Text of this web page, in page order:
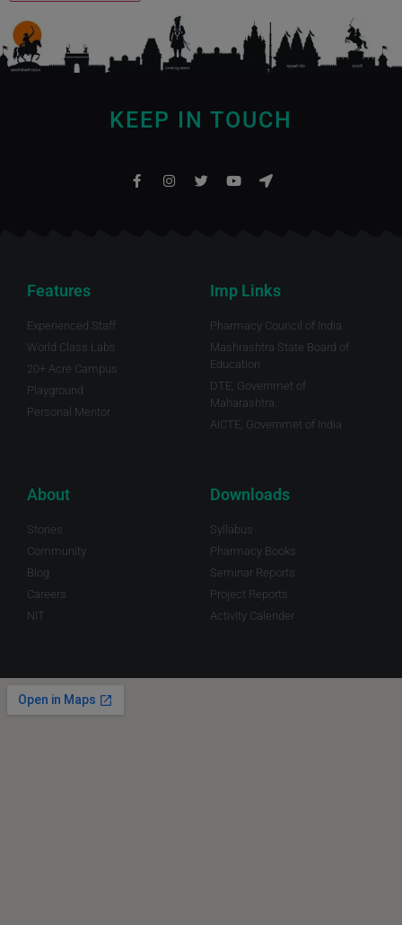
KEEP IN TOUCH
Features
Experienced Staff
World Class Labs
20+ Acre Campus
Playground
Personal Mentor
Imp Links
Pharmacy Council of India
Mashrashtra State Board of
Education
DTE, Governmet of
Maharashtra.
AICTE, Governmet of India
About
Stories
Community
Blog
Careers
NIT
Downloads
Syllabus
Pharmacy Books
Seminar Reports
Project Reports
Activity Calender